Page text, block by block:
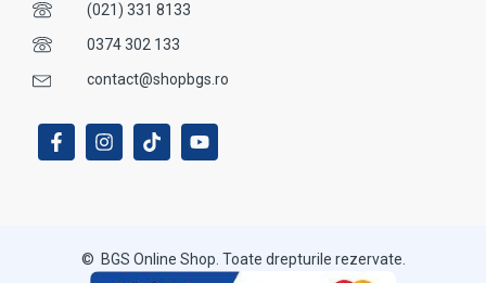
(021) 331 8133
0374 302 133
contact@shopbgs.ro
© BGS Online Shop. Toate drepturile rezervate.